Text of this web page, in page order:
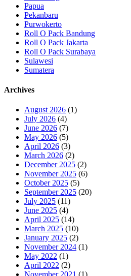
Papua
Pekanbaru
Purwokerto
Roll O Pack Bandung
Roll O Pack Jakarta
Roll O Pack Surabaya
Sulawesi
Sumatera
Archives
August 2026 (1)
July 2026 (4)
June 2026 (7)
May 2026 (5)
April 2026 (3)
March 2026 (2)
December 2025 (2)
November 2025 (6)
October 2025 (5)
September 2025 (20)
July 2025 (11)
June 2025 (4)
April 2025 (14)
March 2025 (10)
January 2025 (2)
November 2024 (1)
May 2022 (1)
April 2022 (2)